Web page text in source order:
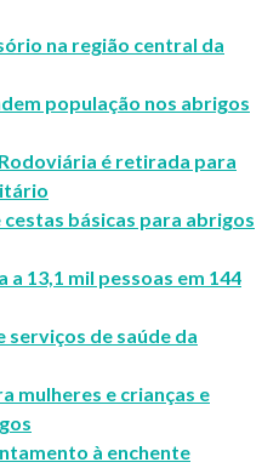
na região central da
população nos abrigos
é retirada para
básicas para abrigos
13,1 mil pessoas em 144
de saúde da
mulheres e crianças e
à enchente